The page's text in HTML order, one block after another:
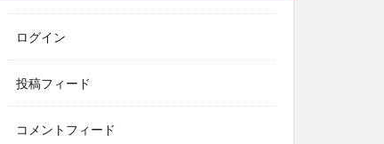
ログイン
投稿フィード
コメントフィード